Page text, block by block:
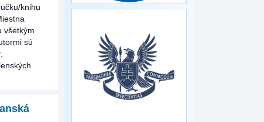
knihu
všetkým
sú